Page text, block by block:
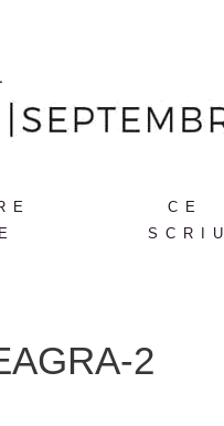
CE
SCRIU
2